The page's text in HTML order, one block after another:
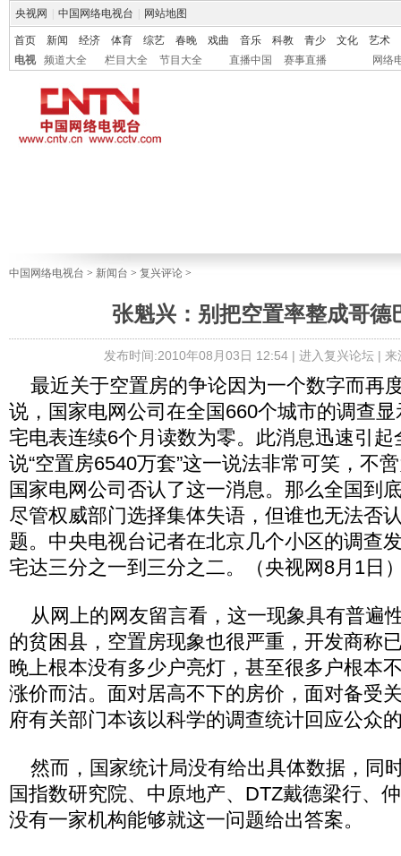
央视网 中国网络电视台 网站地图
首页 新闻 经济 体育 综艺 春晚 戏曲 音乐 科教 青少 文化
艺术
电视
频道大全 栏目大全 节目大全 直播中国 赛事直播 网络
中国网络电视台 > 新闻台 > 复兴评论 >
张魁兴：别把空置率整成哥德
发布时间:2010年08月03日 12:54 | 进入复兴论坛| 来
最近关于空置房的争论因为一个数字而再
说，国家电网公司在全国660个城市的调查
宅电表连续6个月读数为零。此消息迅速引
说“空置房6540万套”这一说法非常可笑，不
国家电网公司否认了这一消息。那么全国到
尽管权威部门选择集体失语，但谁也无法否
题。中央电视台记者在北京几个小区的调查
宅达三分之一到三分之二。（央视网8月1日
从网上的网友留言看，这一现象具有普遍
的贫困县，空置房现象也很严重，开发商称
晚上根本没有多少户亮灯，甚至很多户根本
涨价而沽。面对居高不下的房价，面对备受
府有关部门本该以科学的调查统计回应公众
然而，国家统计局没有给出具体数据，同
国指数研究院、中原地产、DTZ戴德梁行、
没有一家机构能够就这一问题给出答案。